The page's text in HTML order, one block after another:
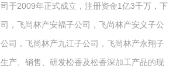
于2009年正式成立，注册资金1亿3千万，下
，飞尚林产安福子公司，飞尚林产安义子公
司，飞尚林产九江子公司，飞尚林产永翔子
产、销售、研发松香及松香深加工产品的现